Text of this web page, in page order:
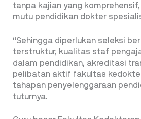
tanpa kajian yang
mutu pendidikan dokter
“Sehingga diperlukan seleksi
terstruktur, kualitas staf
dalam pendidikan, akreditasi
pelibatan aktif fakultas
tahapan penyelenggaraan
tuturnya.